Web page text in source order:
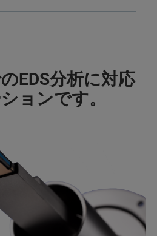
EDS分析に対応
ョンです。